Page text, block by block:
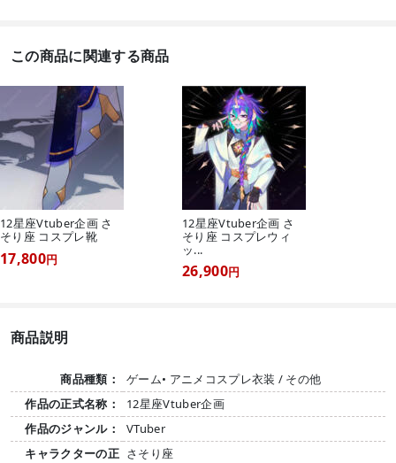
この商品に関連する商品
12星座Vtuber企画 さ
そり座 コスプレ靴
17,800円
12星座Vtuber企画 さ
そり座 コスプレウィ
ッ...
26,900円
商品説明
商品種類：
ゲーム• アニメコスプレ衣装 / その他
作品の正式名称：
12星座Vtuber企画
作品のジャンル：
VTuber
キャラクターの正 さそり座